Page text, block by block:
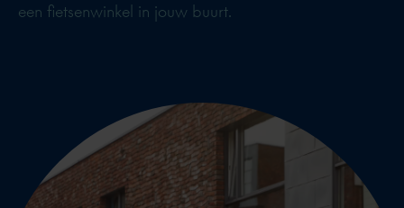
een fietsenwinkel in jouw buurt.